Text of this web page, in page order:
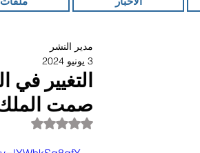
التغيير
صمت
مدير النشر
3 يونيو 2024
تم التقييم بـ ليس